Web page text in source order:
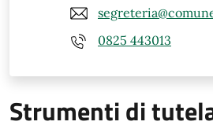
0825 443013
Strumenti di